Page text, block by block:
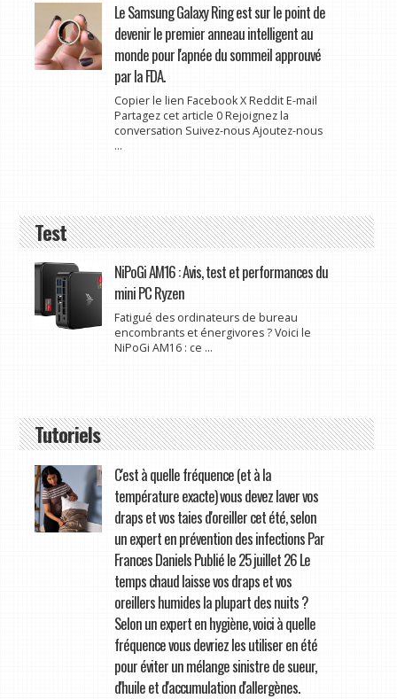
Le Samsung Galaxy Ring est sur le point de
devenir le premier anneau intelligent au
monde pour l'apnée du sommeil approuvé
par la FDA.
Copier le lien Facebook X Reddit E-mail
Partagez cet article 0 Rejoignez la
conversation Suivez-nous Ajoutez-nous
...
Test
NiPoGi AM16 : Avis, test et performances du
mini PC Ryzen
Fatigué des ordinateurs de bureau
encombrants et énergivores ? Voici le
NiPoGi AM16 : ce ...
Tutoriels
C'est à quelle fréquence (et à la
température exacte) vous devez laver vos
draps et vos taies d'oreiller cet été, selon
un expert en prévention des infections Par
Frances Daniels Publié le 25 juillet 26 Le
temps chaud laisse vos draps et vos
oreillers humides la plupart des nuits ?
Selon un expert en hygiène, voici à quelle
fréquence vous devriez les utiliser en été
pour éviter un mélange sinistre de sueur,
d'huile et d'accumulation d'allergènes.